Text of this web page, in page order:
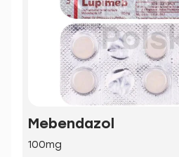
Mebendazol
100mg